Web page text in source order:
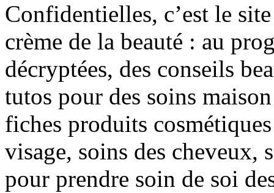
Confidentielles, c’est le
crème de la beauté : au
décryptées, des conseils
tutos pour des soins
fiches produits
visage, soins des cheveux,
pour prendre soin de soi